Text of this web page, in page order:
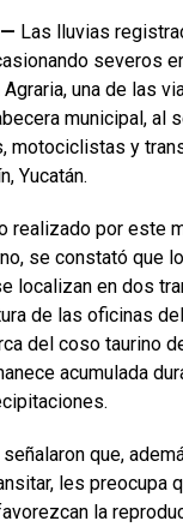
Las lluvias
severos
una de las
municipal, al
motociclistas y
Yucatán.
realizado por este
se constató que
localizan en dos
de las oficinas
del coso taurino
acumulada
que,
les preocupa
la